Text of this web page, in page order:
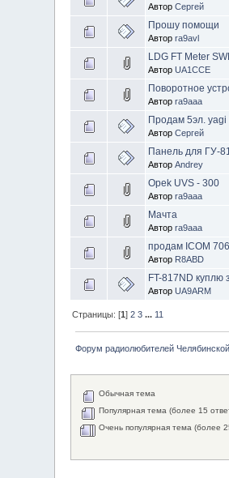
АвторСергей
Прошу помощи
Авторra9avl
LDG FT Meter
АвторUA1CCE
Поворотное
Авторra9aaa
Продам 5эл. yagi
АвторСергей
Панель для ГУ-81
АвторAndrey
Opek UVS - 300
Авторra9aaa
Мачта
Авторra9aaa
продам ICOM
Автор R8ABD
FT-817ND куплю
АвторUA9ARM
Страницы: [1]2 3 ... 11
Форум радиолюбителей
Обычная тема
Популярная тема (более 15
Очень популярная тема (более